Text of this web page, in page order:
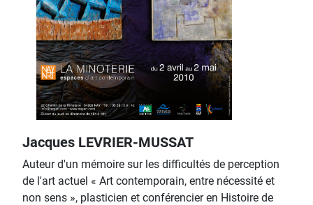
Jacques LEVRIER-MUSSAT
Auteur d'un mémoire sur les difficultés de perception
de l'art actuel « Art contemporain, entre nécessité et
non sens », plasticien et conférencier en Histoire de